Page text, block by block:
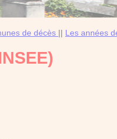
de décès || Les années